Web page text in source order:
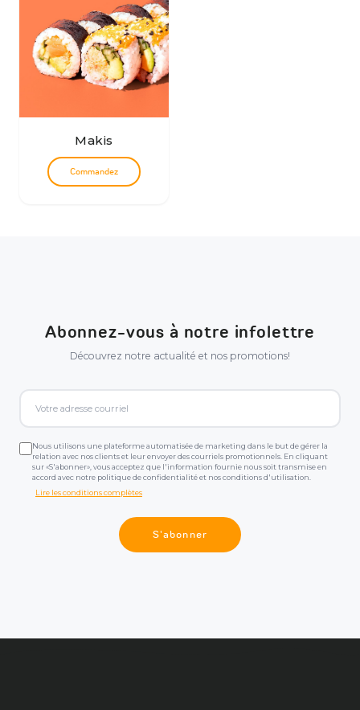
Makis
Commandez
Abonnez-vous à notre infolettre
Découvrez notre actualité et nos promotions!
Nous utilisons une plateforme automatisée de marketing dans le but de gérer la
relation avec nos clients et leur envoyer des courriels promotionnels. En cliquant
sur «S'abonner», vous acceptez que l'information fournie nous soit transmise en
accord avec notre politique de confidentialité et nos conditions d'utilisation.
Lire les conditions complètes
S'abonner